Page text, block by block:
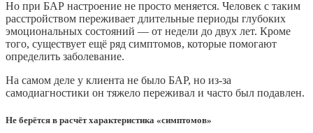
Но при БАР настроение не просто меняется. Человек с таким
расстройством переживает длительные периоды глубоких
эмоциональных состояний — от недели до двух лет. Кроме
того, существует ещё ряд симптомов, которые помогают
определить заболевание.
На самом деле у клиента не было БАР, но из‑за
самодиагностики он тяжело переживал и часто был подавлен.
Не берётся в расчёт характеристика «симптомов»